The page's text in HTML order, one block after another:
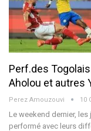
Perf.des Togolais
Aholou et autres
Perez Amouzouvi 10
Le weekend dernier,
performé avec leurs